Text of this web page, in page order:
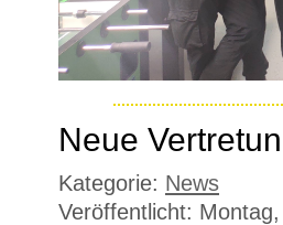
Neue
Kategorie: News
Veröffentlicht: